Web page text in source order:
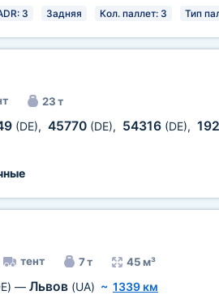
3 Задняя Кол. паллет: 3 Тип
23 т
(DE), 45770 (DE), 54316 (DE),
тент 7 т 45 м³
— Львов (UA) ~ 1339 км